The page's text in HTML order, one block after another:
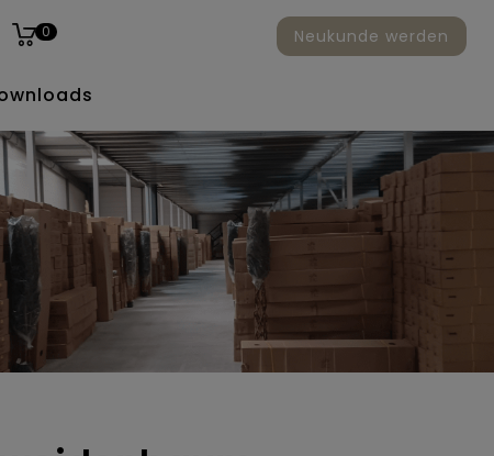
0 Neukunde werden